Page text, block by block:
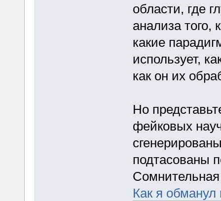
области, где
анализа того,
какие
использует,
как он их
Но
фейковых
подтасованы
Как я